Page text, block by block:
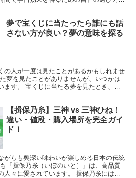
夢で宝くじに当たったら誰にも話
さない方が良い？夢の意味を探る
の人が一度は見たことがあるかもしれませ
夢を見たことがありませんが、いつかは
ます。 宝くじに当たる夢を見たとき、そ
【揖保乃糸】三神 vs 三神ひね！
違い・値段・購入場所を完全ガイ
ド！
がらも奥深い味わいが楽しめる日本の伝統
「揖保乃糸（いぼのいと）」は、高品質
人々に愛されています。 揖保乃糸には複